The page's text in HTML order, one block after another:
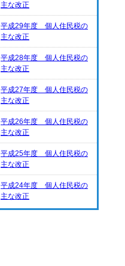
主な改正
平成29年度 個人住民税の
主な改正
平成28年度 個人住民税の
主な改正
平成27年度 個人住民税の
主な改正
平成26年度 個人住民税の
主な改正
平成25年度 個人住民税の
主な改正
平成24年度 個人住民税の
主な改正